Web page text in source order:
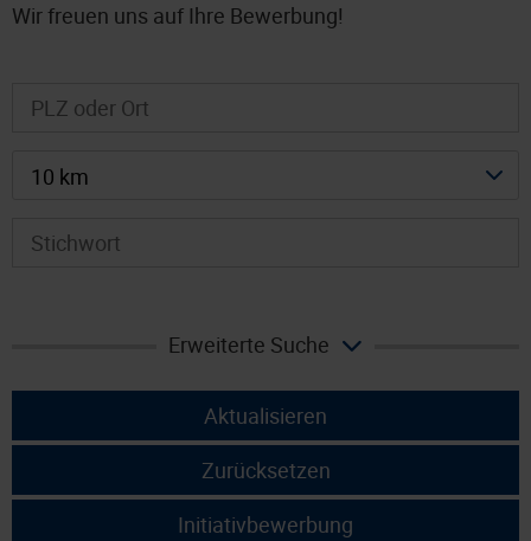
Wir freuen uns auf Ihre Bewerbung!
10 km
Erweiterte Suche
Aktualisieren
Zurücksetzen
Initiativbewerbung